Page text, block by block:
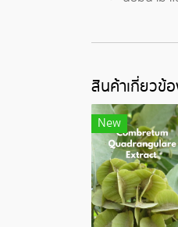
สินค้าเกี่ยวข้
New